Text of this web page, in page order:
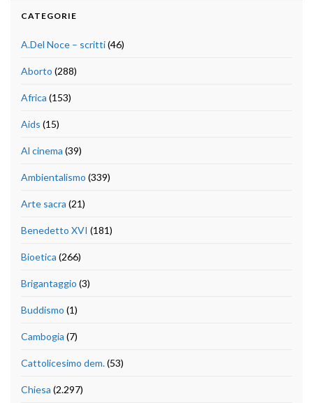
CATEGORIE
A.Del Noce – scritti(46)
Aborto (288)
Africa (153)
Aids (15)
Al cinema (39)
Ambientalismo (339)
Arte sacra (21)
Benedetto XVI (181)
Bioetica (266)
Brigantaggio (3)
Buddismo (1)
Cambogia (7)
Cattolicesimo dem.(53)
Chiesa (2.297)